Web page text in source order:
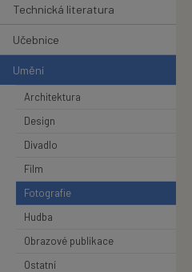
Technická literatura
Učebnice
Umění
Architektura
Design
Divadlo
Film
Fotografie
Hudba
Obrazové publikace
Ostatní